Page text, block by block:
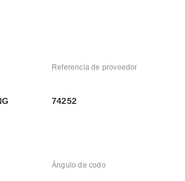
Referencia de proveedor
74252
Ángulo de codo